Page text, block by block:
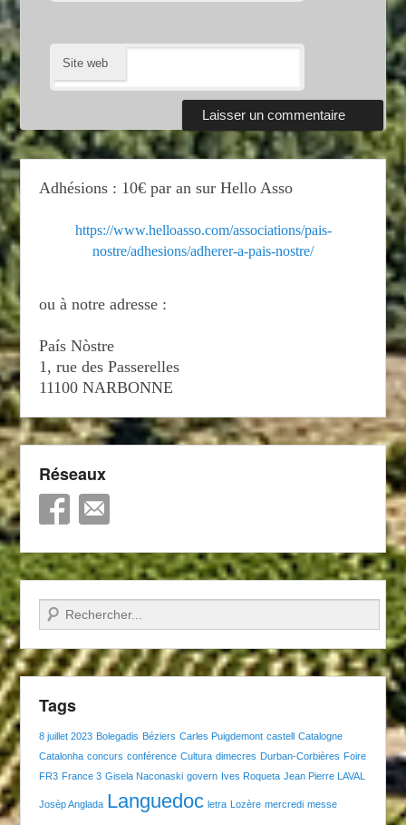
Site web
Adhésions : 10€ par an sur Hello Asso
https://www.helloasso.com/associations/pais-
nostre/adhesions/adherer-a-pais-nostre/
ou à notre adresse :
País Nòstre
1, rue des Passerelles
11100 NARBONNE
Réseaux
Recherche
Tags
8 juillet 2023 Bolegadis Béziers Carles Puigdemont castell Catalogne
Catalonha concurs conférence Cultura dimecres Durban-Corbières Foire
FR3 France 3 Gisela Naconaski govern Ives Roqueta Jean Pierre LAVAL
Josèp Anglada Languedoc letra Lozère mercredi messe